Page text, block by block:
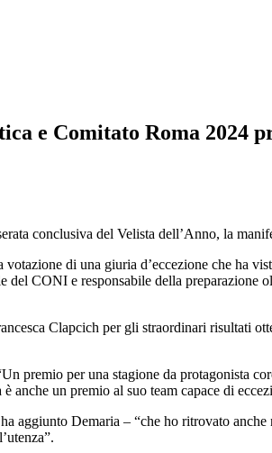
e Comitato Roma 2024
conclusiva del Velista dell’Anno, la
votazione di una giuria d’eccezione che
del CONI e responsabile della
Clapcich per gli straordinari risultati
premio per una stagione da protagonista
un premio al suo team capace di
aggiunto Demaria – “che ho ritrovato